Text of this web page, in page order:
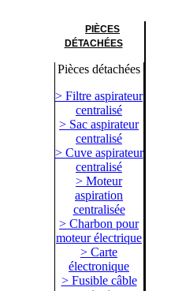
PIÈCES
DÉTACHÉES
Pièces détachées
> Filtre aspirateur
centralisé
> Sac aspirateur
centralisé
> Cuve aspirateur
centralisé
> Moteur
aspiration
centralisée
> Charbon pour
moteur électrique
> Carte
électronique
> Fusible câble